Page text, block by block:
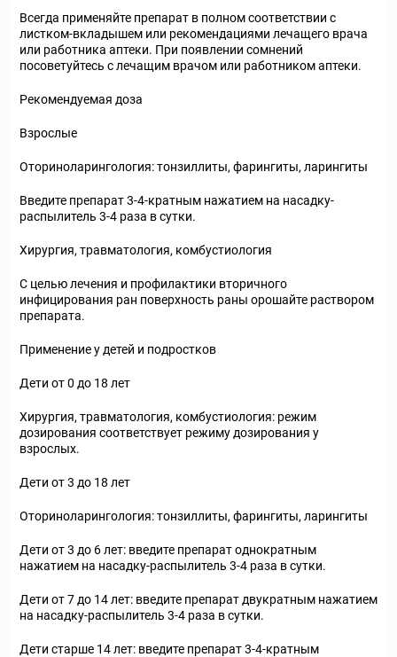
Всегда применяйте препарат в полном соответствии с
листком-вкладышем или рекомендациями лечащего врача
или работника аптеки. При появлении сомнений
посоветуйтесь с лечащим врачом или работником аптеки.
Рекомендуемая доза
Взрослые
Оториноларингология: тонзиллиты, фарингиты, ларингиты
Введите препарат 3-4-кратным нажатием на насадку-
распылитель 3-4 раза в сутки.
Хирургия, травматология, комбустиология
С целью лечения и профилактики вторичного
инфицирования ран поверхность раны орошайте раствором
препарата.
Применение у детей и подростков
Дети от 0 до 18 лет
Хирургия, травматология, комбустиология: режим
дозирования соответствует режиму дозирования у
взрослых.
Дети от 3 до 18 лет
Оториноларингология: тонзиллиты, фарингиты, ларингиты
Дети от 3 до 6 лет: введите препарат однократным
нажатием на насадку-распылитель 3-4 раза в сутки.
Дети от 7 до 14 лет: введите препарат двукратным нажатием
на насадку-распылитель 3-4 раза в сутки.
Дети старше 14 лет: введите препарат 3-4-кратным